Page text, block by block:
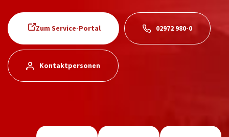
Zum Service-Portal 02972 980-0
Kontaktpersonen